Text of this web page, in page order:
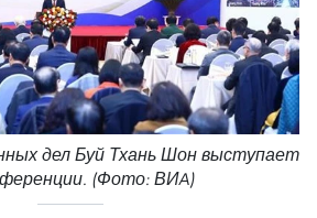
дел Буй Тхань Шон выступает
(Фото: ВИA)